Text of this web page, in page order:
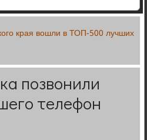
края вошли в ТОП-500 лучших
позвонили
телефон